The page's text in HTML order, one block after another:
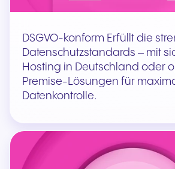
DSGVO-konform Erfüllt die
Datenschutzstandards – mit
Hosting in Deutschland oder
Premise-Lösungen für
Datenkontrolle.